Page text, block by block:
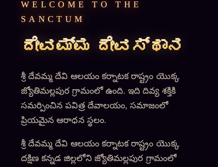
WELCOME TO THE
SANCTUM
ದೇವಮ್ಮ ದೇವಸ್ಥಾನ
శ్రీ దేవమ్మ దేవి ఆలయం కర్నాటక రాష్ట్రం యొక్క
జ్యోతిమల్లపుర గ్రామంలో ఉంది. ఇది దివ్య శక్తికి
సమర్పించిన పవిత్ర దేవాలయం, సమాజంలో
ప్రియమైన ఆరాధన స్థలం.
శ్రీ దేవమ్మ దేవి ఆలయం కర్నాటక రాష్ట్రం యొక్క
దక్షిణ కన్నడ జిల్లలోని జ్యోతిమల్లపుర గ్రామంలో